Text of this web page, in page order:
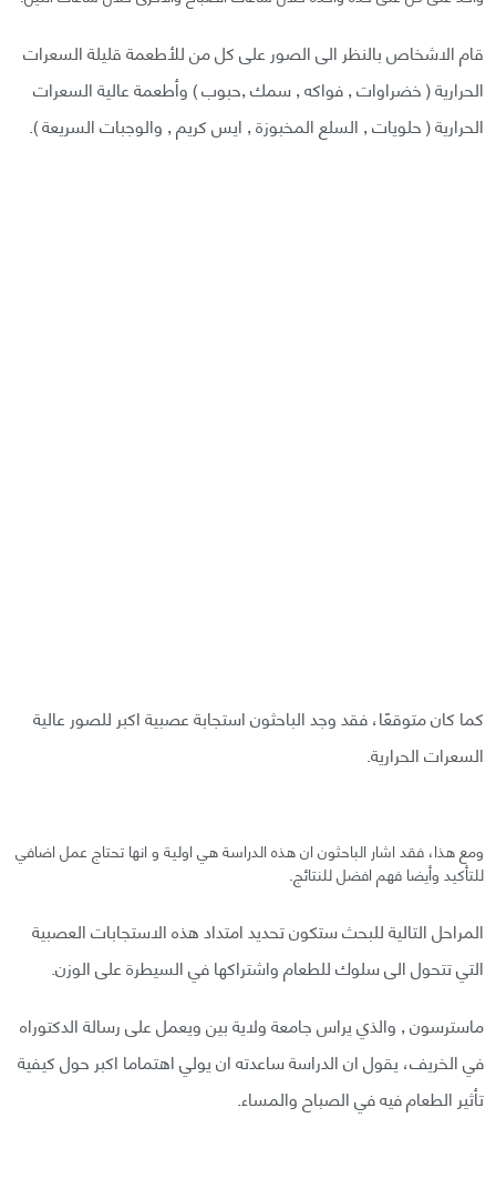
قام الاشخاص بالنظر الى الصور على كل من للأطعمة قليلة السعرات
الحرارية ( خضراوات , فواكه , سمك ,حبوب ) وأطعمة عالية السعرات
الحرارية ( حلويات , السلع المخبوزة , ايس كريم , والوجبات السريعة ).
كما كان متوقعًا، فقد وجد الباحثون استجابة عصبية اكبر للصور عالية
السعرات الحرارية.
ومع هذا، فقد اشار الباحثون ان هذه الدراسة هي اولية و انها تحتاج عمل اضافي
للتأكيد وأيضا فهم افضل للنتائج.
المراحل التالية للبحث ستكون تحديد امتداد هذه الاستجابات العصبية
التي تتحول الى سلوك للطعام واشتراكها في السيطرة على الوزن.
ماسترسون , والذي يراس جامعة ولاية بين ويعمل على رسالة الدكتوراه
في الخريف، يقول ان الدراسة ساعدته ان يولي اهتماما اكبر حول كيفية
تأثير الطعام فيه في الصباح والمساء.